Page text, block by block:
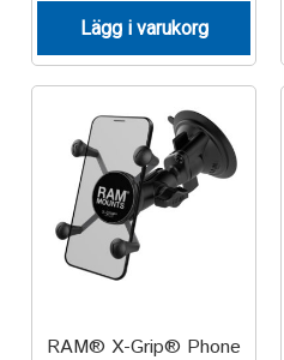
Lägg i varukorg
RAM® X-Grip® Phone